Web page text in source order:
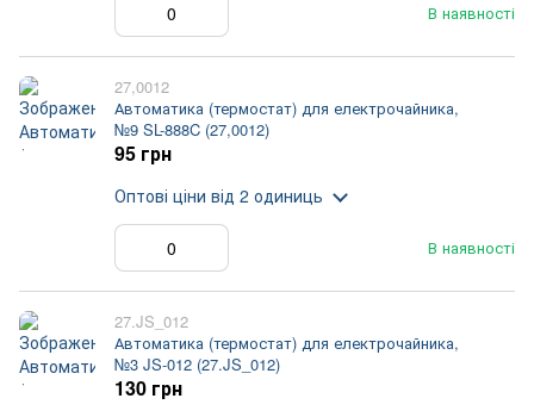
В наявності
27,0012
Автоматика (термостат) для електрочайника,
№9 SL-888C (27,0012)
В наявності
95 грн
Оптові ціни від 2 одиниць
27.JS_012
Автоматика (термостат) для електрочайника,
№3 JS-012 (27.JS_012)
130 грн